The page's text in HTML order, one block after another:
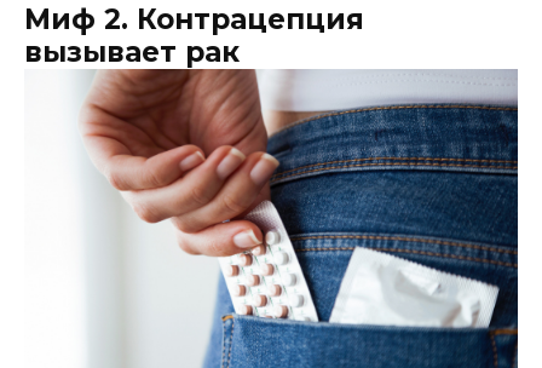
Миф 2. Контрацепция
вызывает рак